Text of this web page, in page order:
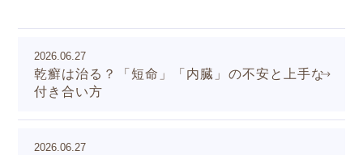
2026.06.27
乾癬は治る？「短命」「内臓」の不安と上手な
付き合い方
2026.06.27